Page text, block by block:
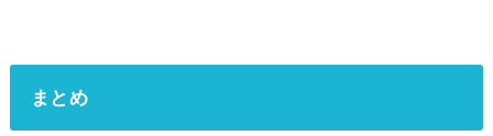
まとめ